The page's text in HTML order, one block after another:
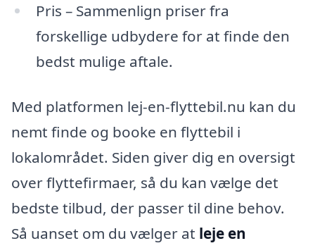
Pris – Sammenlign priser fra
forskellige udbydere for at finde den
bedst mulige aftale.
Med platformen lej-en-flyttebil.nu kan du
nemt finde og booke en flyttebil i
lokalområdet. Siden giver dig en oversigt
over flyttefirmaer, så du kan vælge det
bedste tilbud, der passer til dine behov.
Så uanset om du vælger at leje en